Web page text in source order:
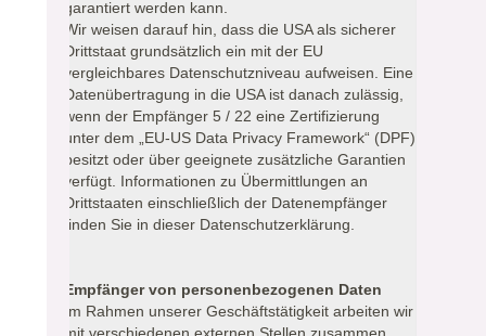
garantiert werden kann.
Wir weisen darauf hin, dass die USA als sicherer
Drittstaat grundsätzlich ein mit der EU
vergleichbares Datenschutzniveau aufweisen. Eine
Datenübertragung in die USA ist danach zulässig,
wenn der Empfänger 5 / 22 eine Zertifizierung
unter dem „EU-US Data Privacy Framework“ (DPF)
besitzt oder über geeignete zusätzliche Garantien
verfügt. Informationen zu Übermittlungen an
Drittstaaten einschließlich der Datenempfänger
finden Sie in dieser Datenschutzerklärung.
Empfänger von personenbezogenen Daten
Im Rahmen unserer Geschäftstätigkeit arbeiten wir